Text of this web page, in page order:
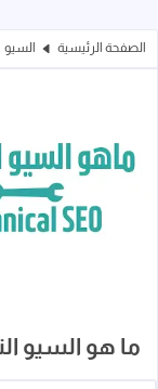
الصفحة الرئيسية السيو
ما هو السيو